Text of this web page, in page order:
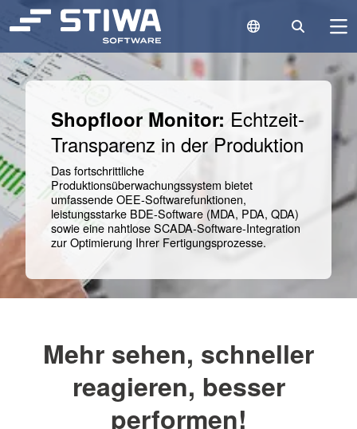
Language Switch
Search
Search
Shopfloor Monitor: Echtzeit-
Transparenz in der Produktion
Das fortschrittliche
Produktionsüberwachungssystem bietet
umfassende OEE-Softwarefunktionen,
leistungsstarke BDE-Software (MDA, PDA, QDA)
sowie eine nahtlose SCADA-Software-Integration
zur Optimierung Ihrer Fertigungsprozesse.
Mehr sehen, schneller
reagieren, besser
performen!